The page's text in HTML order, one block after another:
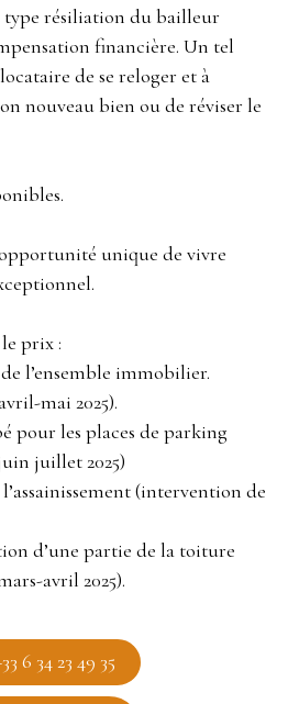
résiliation du bailleur
financière. Un tel
de se reloger et à
nouveau bien ou de réviser le
unique de vivre
prix :
l’ensemble immobilier.
mai 2025).
pour les places de parking
juillet 2025)
(intervention de
d’une partie de la toiture
avril 2025).
6 34 23 49 35